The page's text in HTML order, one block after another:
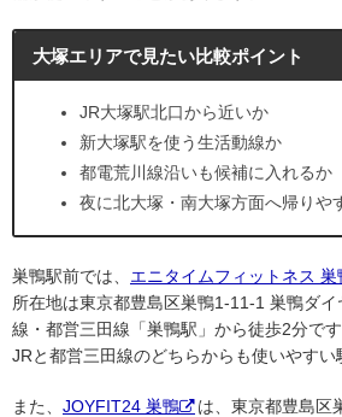
大塚エリアで見たい比較ポイント
JR大塚駅北口から近いか
新大塚駅を使う生活動線か
都電荒川線沿いも候補に入れるか
夜に北大塚・南大塚方面へ帰りや
巣鴨駅前では、 エニタイムフィットネス 巣
所在地は東京都豊島区巣鴨1-11-1 巣鴨ダ
線・都営三田線「巣鴨駅」から徒歩2分です
JRと都営三田線のどちらからも使いやすい
また、 JOYFIT24 巣鴨
は、東京都豊島区